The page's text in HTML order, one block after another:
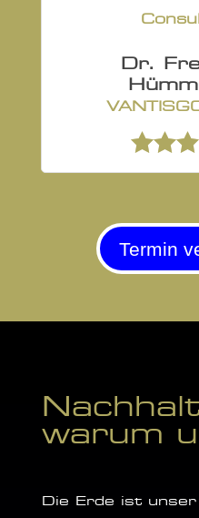
Dr.
Termin
warum
Die Erde ist unser